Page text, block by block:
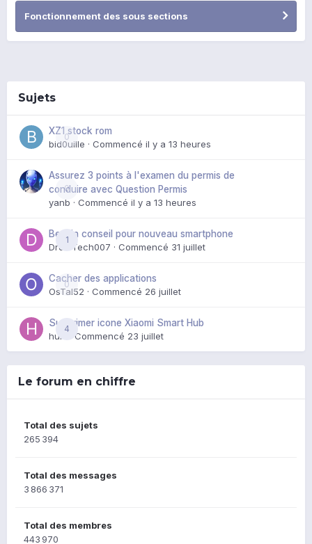
Fonctionnement des sous sections
Sujets
0
XZ1 stock rom
bid0uille · Commencé il y a 13 heures
0
Assurez 3 points à l'examen du permis de
conduire avec Question Permis
yanb · Commencé il y a 13 heures
1
Besoin conseil pour nouveau smartphone
DroidTech007 · Commencé 31 juillet
0
Cacher des applications
OsTal52 · Commencé 26 juillet
4
Supprimer icone Xiaomi Smart Hub
huik
· Commencé 23 juillet
Le forum en chiffre
Total des sujets
265 394
Total des messages
3 866 371
Total des membres
443 970